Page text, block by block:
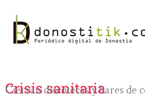
contenido
Crisis sanitaria
Cierran discotecas y bares de